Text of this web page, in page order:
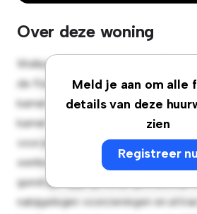
Over deze woning
Meld je aan om alle
details van deze
zien
Registreer nu
Welkom bij je nieuwe
de Fontaine, 27, 6000, Charleroi!
kamer biedt een rustige en
kamer is ingericht met de
voor je gemak en biedt een
werkruimte en opbergmogelijkheden.
gunstige ligging heb je gemakkelijk
nabijgelegen voorzieningen en